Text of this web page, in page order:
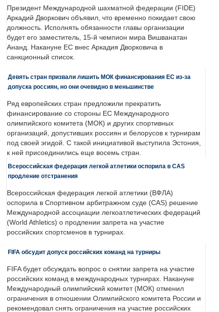
Президент Международной шахматной федерации (FIDE)
Аркадий Дворкович объявил, что временно покидает свою
должность. Исполнять обязанности главы организации
будет его заместитель, 15-й чемпион мира Вишванатан
Ананд. Накануне ЕС внес Аркадия Дворковича в
санкционный список.
Девять стран призвали лишить МОК финансирования ЕС из-за
допуска россиян, но они очевидно в меньшинстве
Ряд европейских стран предложили прекратить
финансирование со стороны ЕС Международного
олимпийского комитета (МОК) и других спортивных
организаций, допустивших россиян и белорусов к турнирам
под своей эгидой. С такой инициативой выступила Эстония,
к ней присоединились еще восемь стран.
Всероссийская федерация легкой атлетики оспорила в CAS
продление отстранения
Всероссийская федерация легкой атлетики (ВФЛА)
оспорила в Спортивном арбитражном суде (CAS) решение
Международной ассоциации легкоатлетических федераций
(World Athletics) о продлении запрета на участие
российских спортсменов в турнирах.
FIFA обсудит допуск российских команд на турниры
FIFA будет обсуждать вопрос о снятии запрета на участие
российских команд в международных турнирах. Накануне
Международный олимпийский комитет (МОК) отменил
ограничения в отношении Олимпийского комитета России и
рекомендовал снять ограничения на участие российских